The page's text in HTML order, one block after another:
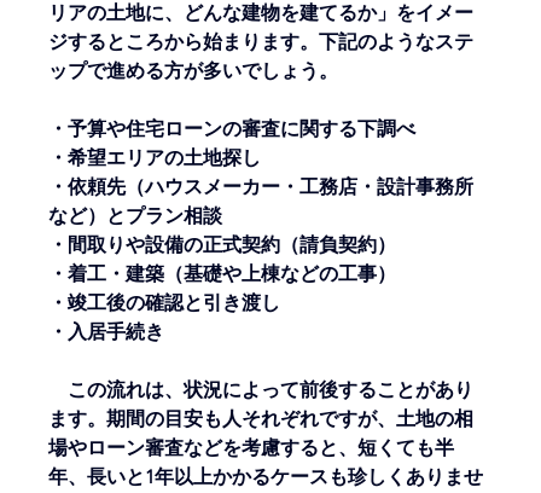
リアの土地に、どんな建物を建てるか」をイメー
ジするところから始まります。下記のようなステ
ップで進める方が多いでしょう。
・予算や住宅ローンの審査に関する下調べ
・希望エリアの土地探し
・依頼先（ハウスメーカー・工務店・設計事務所
など）とプラン相談
・間取りや設備の正式契約（請負契約）
・着工・建築（基礎や上棟などの工事）
・竣工後の確認と引き渡し
・入居手続き
この流れは、状況によって前後することがあり
ます。期間の目安も人それぞれですが、土地の相
場やローン審査などを考慮すると、短くても半
年、長いと1年以上かかるケースも珍しくありませ